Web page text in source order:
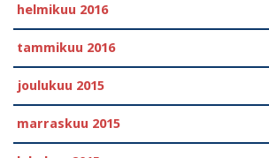
helmikuu 2016
tammikuu 2016
joulukuu 2015
marraskuu 2015